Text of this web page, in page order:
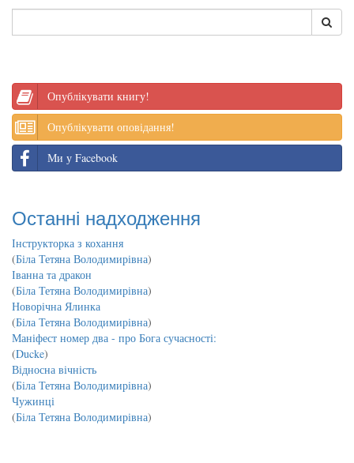
Опублікувати книгу!
Опублікувати оповідання!
Ми у Facebook
Останні надходження
Інструкторка з кохання
(Біла Тетяна Володимирівна)
Іванна та дракон
(Біла Тетяна Володимирівна)
Новорічна Ялинка
(Біла Тетяна Володимирівна)
Маніфест номер два - про Бога сучасності:
(Ducke)
Відносна вічність
(Біла Тетяна Володимирівна)
Чужинці
(Біла Тетяна Володимирівна)